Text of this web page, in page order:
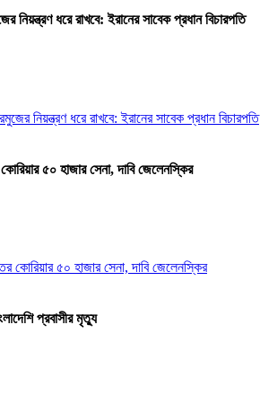
নিয়ন্ত্রণ ধরে রাখবে: ইরানের সাবেক প্রধান বিচারপতি
৫০ হাজার সেনা, দাবি জেলেনস্কির
প্রবাসীর মৃত্যু